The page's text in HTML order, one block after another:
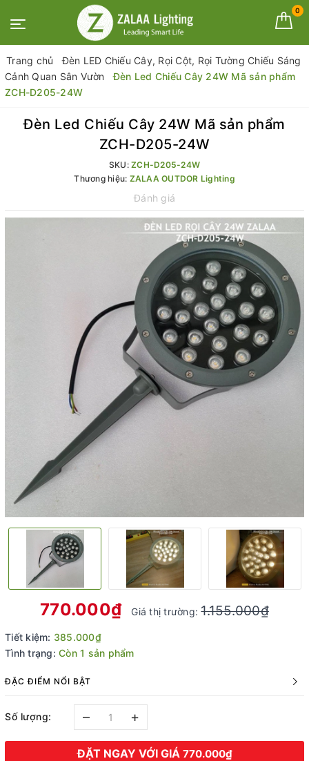
0
Trang chủ
Đèn LED Chiếu Cây, Rọi Cột, Rọi Tường Chiếu Sáng
Cảnh Quan Sân Vườn
Đèn Led Chiếu Cây 24W Mã sản phẩm
ZCH-D205-24W
Đèn Led Chiếu Cây 24W Mã sản phẩm
ZCH-D205-24W
SKU:ZCH-D205-24W
Thương hiệu: ZALAA OUTDOR Lighting
Đánh giá
770.000₫ Giá thị trường:1.155.000₫
Tiết kiệm: 385.000₫
Tình trạng: Còn 1 sản phẩm
ĐẶC ĐIỂM NỔI BẬT
Số lượng: – +
ĐẶT NGAY VỚI GIÁ 770.000₫